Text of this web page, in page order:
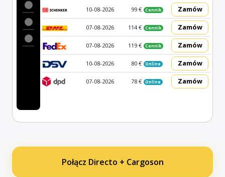
10-08-2026 99 € Cennik Zamów
07-08-2026 114 € Cennik Zamów
07-08-2026 119 € Cennik Zamów
10-08-2026 80 € Online Zamów
07-08-2026 78 € Online Zamów
Połącz Directo + Cargoson